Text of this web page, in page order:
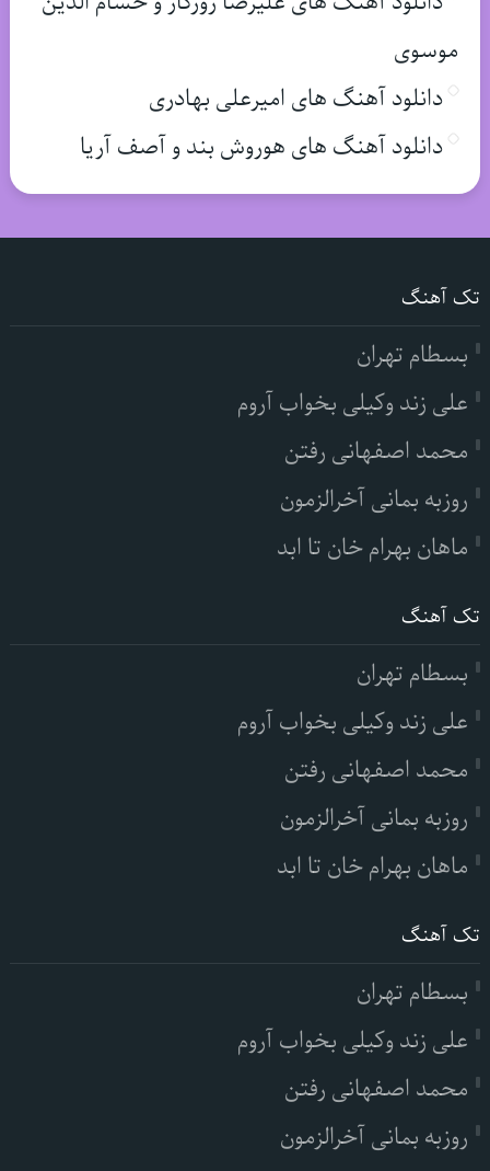
موسوی
دانلود آهنگ های امیرعلی بهادری
دانلود آهنگ های هوروش بند و آصف آریا
تک آهنگ
بسطام تهران
علی زند وکیلی بخواب آروم
محمد اصفهانی رفتن
روزبه بمانی آخرالزمون
ماهان بهرام خان تا ابد
تک آهنگ
بسطام تهران
علی زند وکیلی بخواب آروم
محمد اصفهانی رفتن
روزبه بمانی آخرالزمون
ماهان بهرام خان تا ابد
تک آهنگ
بسطام تهران
علی زند وکیلی بخواب آروم
محمد اصفهانی رفتن
روزبه بمانی آخرالزمون